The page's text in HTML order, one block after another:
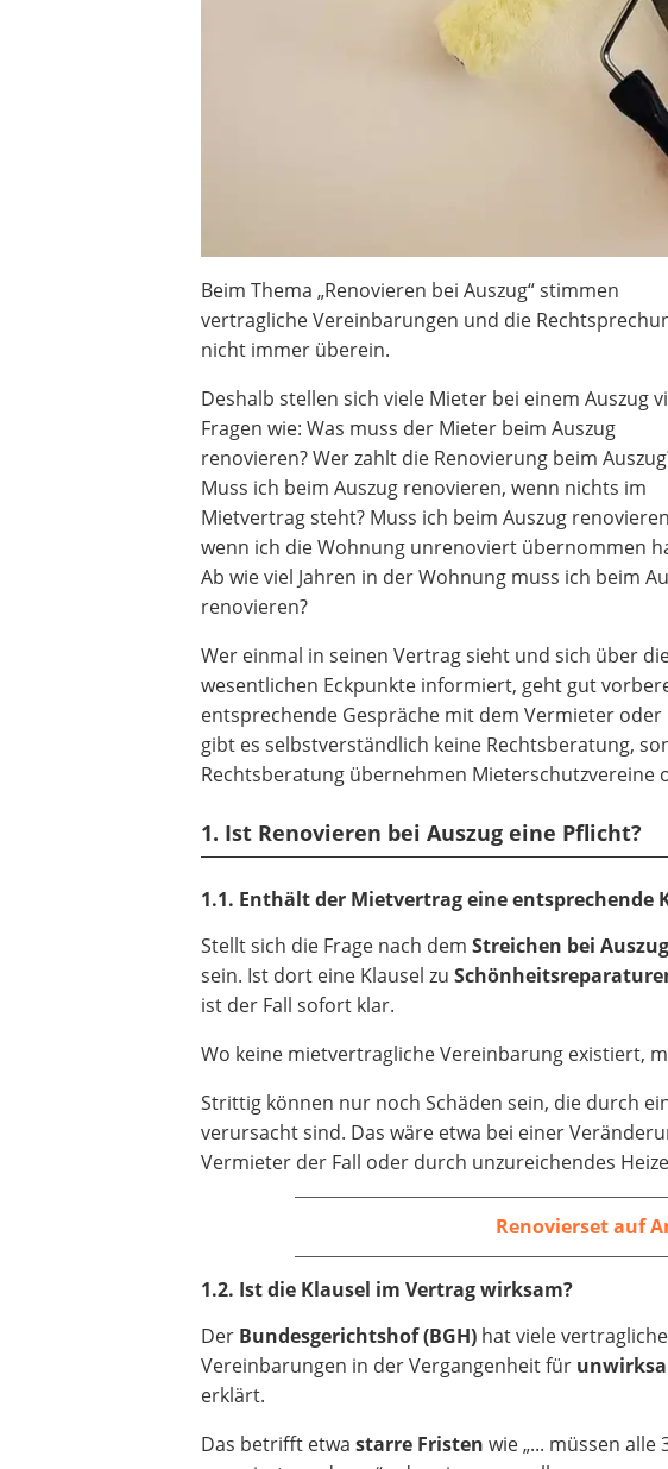
Beim Thema „Renovieren bei Auszug“ stimmen
vertragliche Vereinbarungen und die
nicht immer überein.
Deshalb stellen sich viele Mieter bei einem Auszug
Fragen wie: Was muss der Mieter beim Auszug
renovieren? Wer zahlt die Renovierung beim
Muss ich beim Auszug renovieren, wenn nichts im
Mietvertrag steht? Muss ich beim Auszug
wenn ich die Wohnung unrenoviert übernommen
Ab wie viel Jahren in der Wohnung muss ich beim
renovieren?
Wer einmal in seinen Vertrag sieht und sich über
wesentlichen Eckpunkte informiert, geht gut
entsprechende Gespräche mit dem Vermieter
gibt es selbstverständlich keine Rechtsberatung,
Rechtsberatung übernehmen Mieterschutzvereine
1. Ist Renovieren bei Auszug eine Pflicht?
1.1. Enthält der Mietvertrag eine entsprechende
Stellt sich die Frage nach demStreichen bei Auszug
sein. Ist dort eine Klausel zu
ist der Fall sofort klar.
Wo keine mietvertragliche Vereinbarung existiert,
Strittig können nur noch Schäden sein, die durch
verursacht sind. Das wäre etwa bei einer
Vermieter der Fall oder durch unzureichendes
Renovierset auf
1.2. Ist die Klausel im Vertrag wirksam?
Der Bundesgerichtshof (BGH) hat viele vertragliche
Vereinbarungen in der Vergangenheit für
erklärt.
Das betrifft etwastarre Fristen wie „... müssen alle